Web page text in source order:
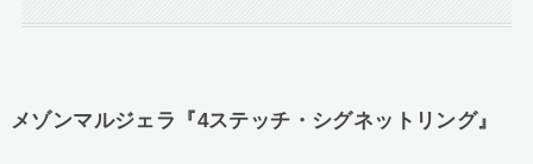
メゾンマルジェラ『4ステッチ・シグネットリング』